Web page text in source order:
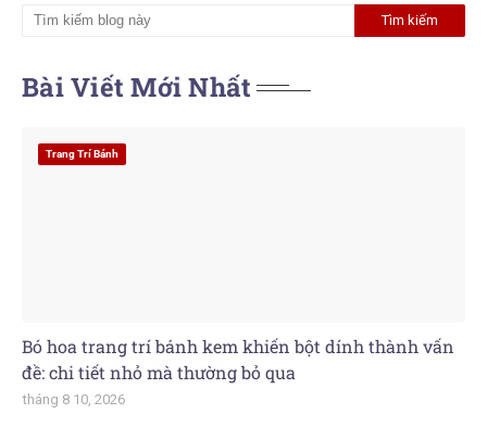
Bài Viết Mới Nhất
Trang Trí Bánh
Bó hoa trang trí bánh kem khiến bột dính thành vấn
đề: chi tiết nhỏ mà thường bỏ qua
tháng 8 10, 2026